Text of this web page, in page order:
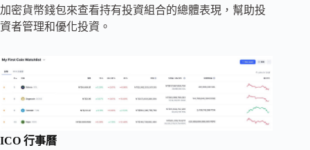
加密貨幣錢包來查看持有投資組合的總體表現，幫助投
資者管理和優化投資。
ICO 行事曆